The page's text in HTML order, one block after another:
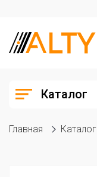
Каталог
Главная Каталог